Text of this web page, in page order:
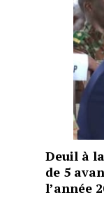
Deuil à
de 5
l’année